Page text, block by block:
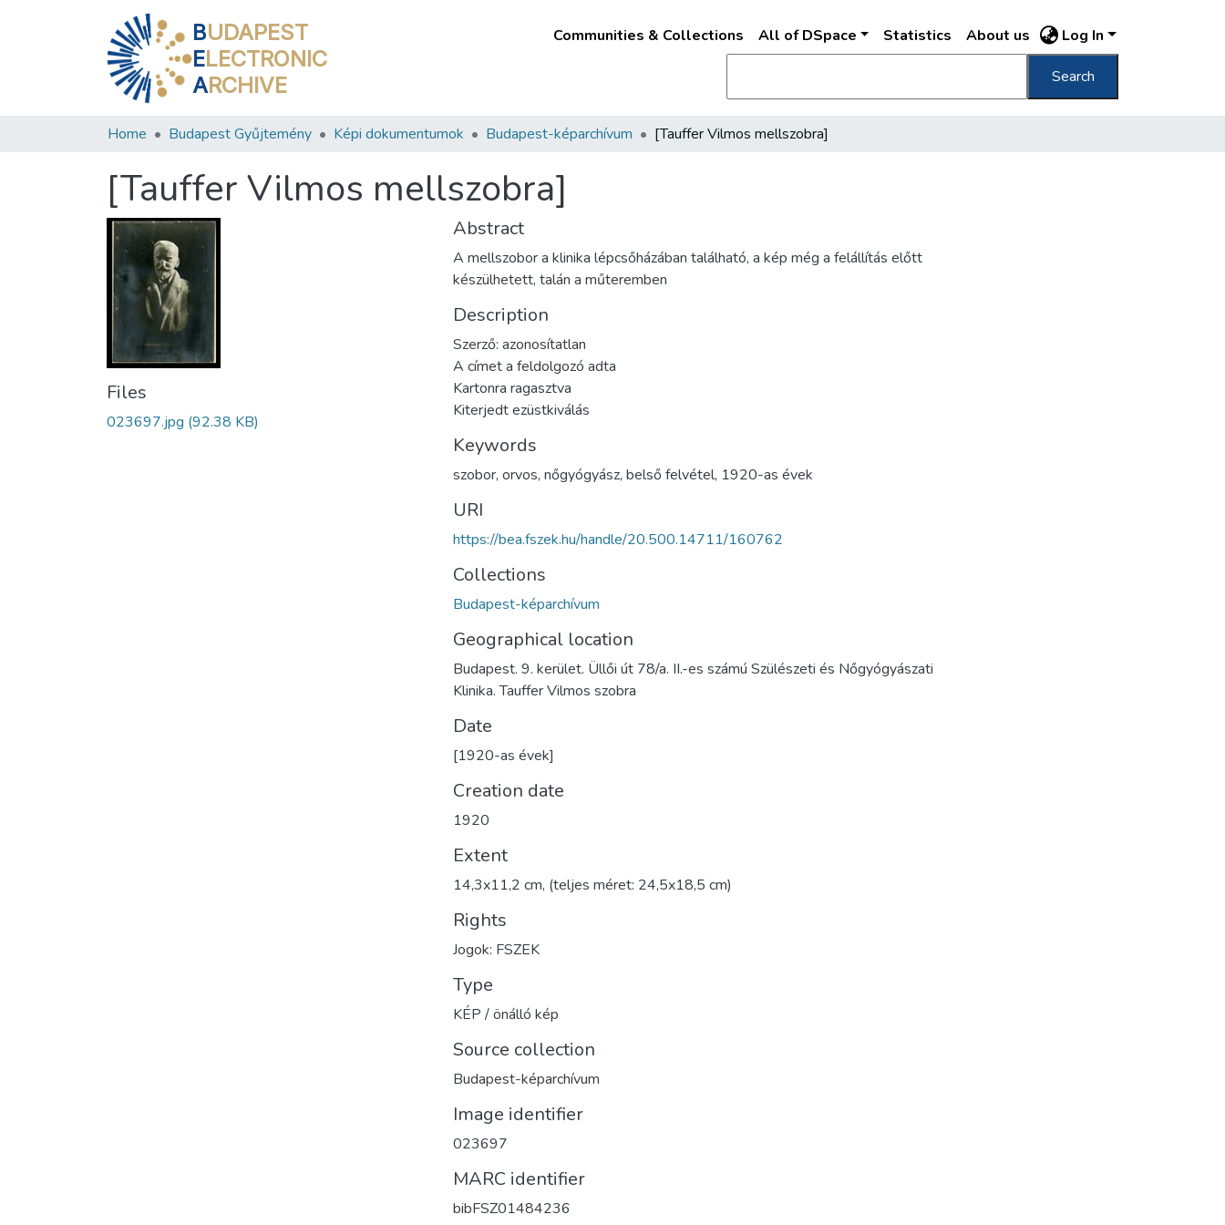
BUDAPEST
ELECTRONIC
ARCHIVE
Communities & Collections All of DSpace Statistics About us Log In
Search
Home Budapest Gyűjtemény Képi dokumentumok Budapest-képarchívum [Tauffer Vilmos mellszobra]
[Tauffer Vilmos mellszobra]
Files
023697.jpg (92.38 KB)
Abstract
A mellszobor a klinika lépcsőházában található, a kép még a felállítás előtt
készülhetett, talán a műteremben
Description
Szerző: azonosítatlan
A címet a feldolgozó adta
Kartonra ragasztva
Kiterjedt ezüstkiválás
Keywords
szobor, orvos, nőgyógyász, belső felvétel, 1920-as évek
URI
https://bea.fszek.hu/handle/20.500.14711/160762
Collections
Budapest-képarchívum
Geographical location
Budapest. 9. kerület. Üllői út 78/a. II.-es számú Szülészeti és Nőgyógyászati
Klinika. Tauffer Vilmos szobra
Date
[1920-as évek]
Creation date
1920
Extent
14,3x11,2 cm, (teljes méret: 24,5x18,5 cm)
Rights
Jogok: FSZEK
Type
KÉP / önálló kép
Source collection
Budapest-képarchívum
Image identifier
023697
MARC identifier
bibFSZ01484236